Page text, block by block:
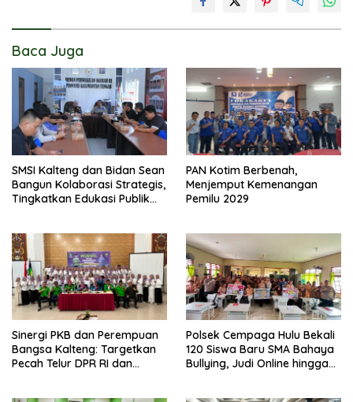
Baca Juga
SMSI Kalteng dan Bidan Sean
Bangun Kolaborasi Strategis,
Tingkatkan Edukasi Publik
PAN Kotim Berbenah,
Menjemput Kemenangan
Pemilu 2029
Sinergi PKB dan Perempuan
Bangsa Kalteng: Targetkan
Pecah Telur DPR RI dan
Polsek Cempaga Hulu Bekali
120 Siswa Baru SMA Bahaya
Bullying, Judi Online hingga